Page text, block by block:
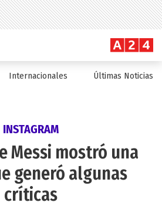
Internacionales Últimas Noticias
INSTAGRAM
Messi mostró una
generó algunas
críticas